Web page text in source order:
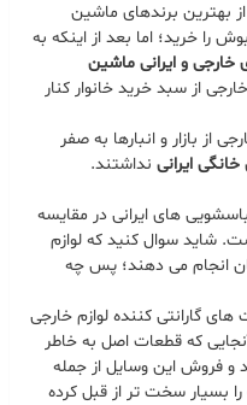
بهترین برندهای ماشین
خرید؛ اما بعد از اینکه به
خارجی و ایرانی ماشین
از سبد خرید خانوار کنار
از بازار و انبارها به صفر
خانگی ایرانی نداشتند.
های ایرانی در مقایسه
شاید سوال کنید که لوازم
انجام می دهند؛ پس چه
گارانتی کننده لوازم خارجی
که قطعات اصل به خاطر
و فروش این وسایل از جمله
بسیار سخت تر از قبل کرده